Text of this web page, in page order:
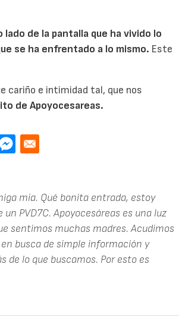
lado de la pantalla que ha vivido lo
se ha enfrentado a lo mismo. Este
cariño e intimidad tal, que nos
de Apoyocesareas.
mía. Qué bonita entrada, estoy
PVD7C. Apoyocesáreas es una luz
sentimos muchas madres. Acudimos
busca de simple información y
de lo que buscamos. Por esto es